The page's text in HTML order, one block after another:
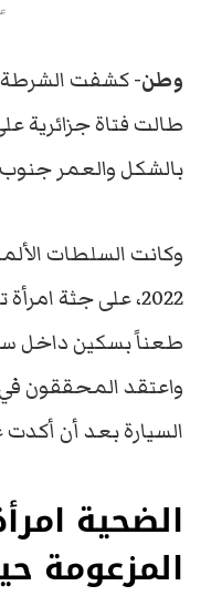
وطن-كشفت الشرطة
طالت فتاة جزائرية
بالشكل والعمر جنوب
طعناً بسكين داخل
واعتقد المحققون
السيارة بعد أن أكدت
الضحية
المزعومة